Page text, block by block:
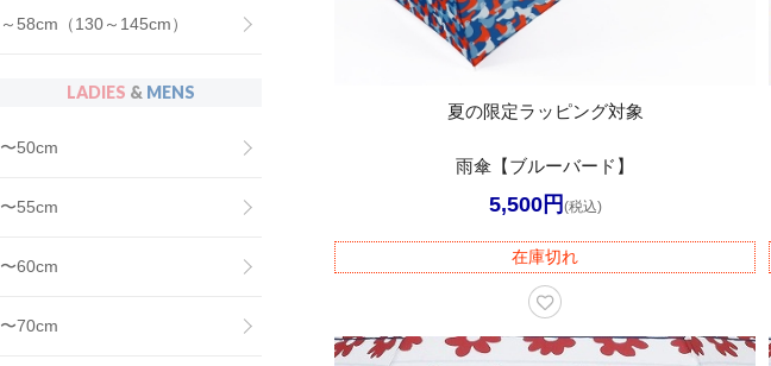
～58cm（130～145cm）
LADIES & MENS
〜50cm
〜55cm
〜60cm
〜70cm
夏の限定ラッピング対象
雨傘【ブルーバード】
5,500円 (税込)
在庫切れ